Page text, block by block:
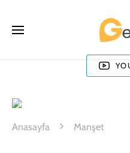
Anasayfa Manşet